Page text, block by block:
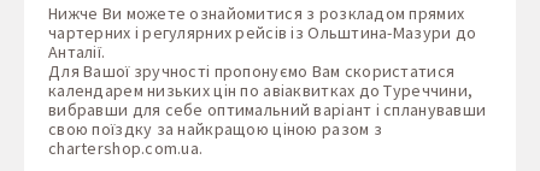
Нижче Ви можете ознайомитися з розкладом прямих
чартерних і регулярних рейсів із Ольштина-Мазури до
Анталії.
Для Вашої зручності пропонуємо Вам скористатися
календарем низьких цін по авіаквитках до Туреччини,
вибравши для себе оптимальний варіант і спланувавши
свою поїздку за найкращою ціною разом з
chartershop.com.ua.